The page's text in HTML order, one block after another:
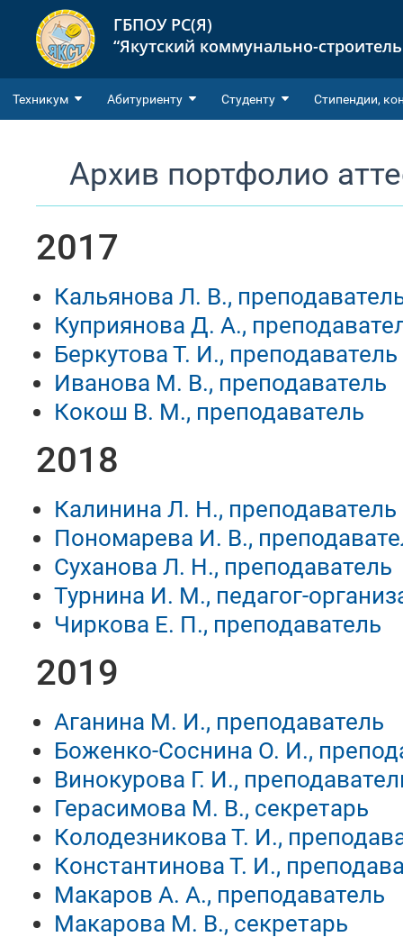
ГБПОУ РС(Я)
“Якутский коммунально-
Техникум Абитуриенту Студенту Cтипендии,
Архив портфолио
2017
Кальянова Л. В.,
Куприянова Д. А.,
Беркутова Т. И., преподаватель
Иванова М. В., преподаватель
Кокош В. М., преподаватель
2018
Калинина Л. Н., преподаватель
Пономарева И. В.,
Суханова Л. Н., преподаватель
Турнина И. М., педагог-
Чиркова Е. П., преподаватель
2019
Аганина М. И., преподаватель
Боженко-Соснина О. И.,
Винокурова Г. И.,
Герасимова М. В., секретарь
Колодезникова Т. И.,
Константинова Т. И.,
Макаров А. А., преподаватель
Макарова М. В., секретарь